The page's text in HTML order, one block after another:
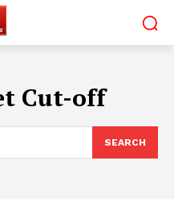
Cut-off
SEARCH